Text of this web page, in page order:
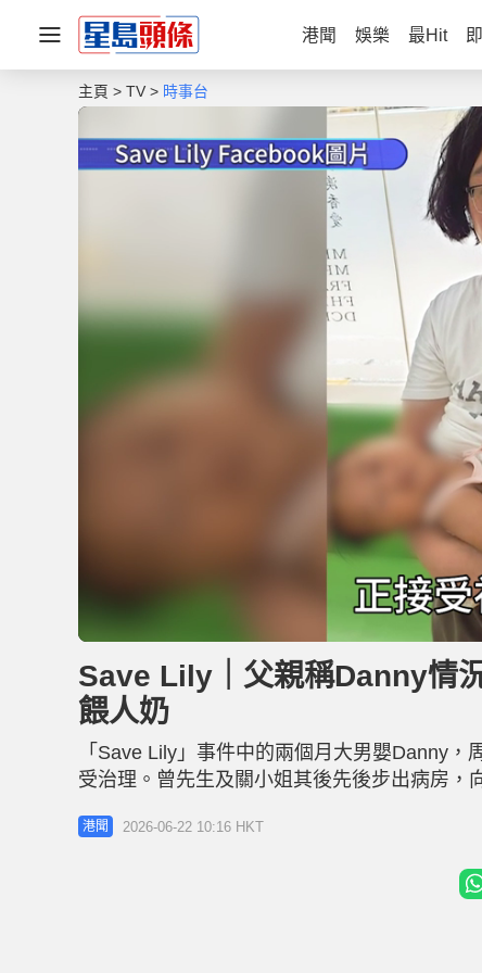
港聞 娛樂 最Hit
主頁 TV 時事台
n
t
e
o
d
e
d
9
%
Save Lily｜父親稱Danny情
餵人奶
「Save Lily」事件中的兩個月大男嬰Danny
受治理。曾先生及關小姐其後先後步出病房，
時只是輕微發燒，醫生亦指收容所內有數名
探視Danny時，均見到兒子健康狀況「每況愈
港聞 2026-06-22 10:16 HKT